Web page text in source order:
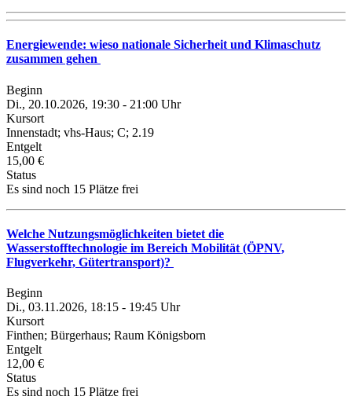
Energiewende: wieso nationale Sicherheit und Klimaschutz
zusammen gehen
Beginn
Di., 20.10.2026, 19:30 - 21:00 Uhr
Kursort
Innenstadt; vhs-Haus; C; 2.19
Entgelt
15,00 €
Status
Es sind noch 15 Plätze frei
Welche Nutzungsmöglichkeiten bietet die
Wasserstofftechnologie im Bereich Mobilität (ÖPNV,
Flugverkehr, Gütertransport)?
Beginn
Di., 03.11.2026, 18:15 - 19:45 Uhr
Kursort
Finthen; Bürgerhaus; Raum Königsborn
Entgelt
12,00 €
Status
Es sind noch 15 Plätze frei